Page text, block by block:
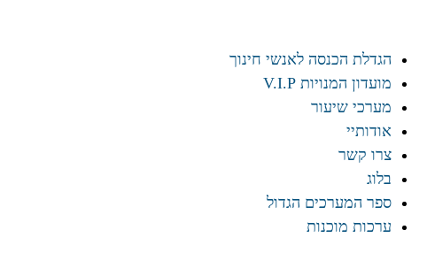
הגדלת הכנסה לאנשי חינוך
מועדון המנויות V.I.P
מערכי שיעור
אודותיי
צרו קשר
בלוג
ספר המערכים הגדול
ערכות מוכנות